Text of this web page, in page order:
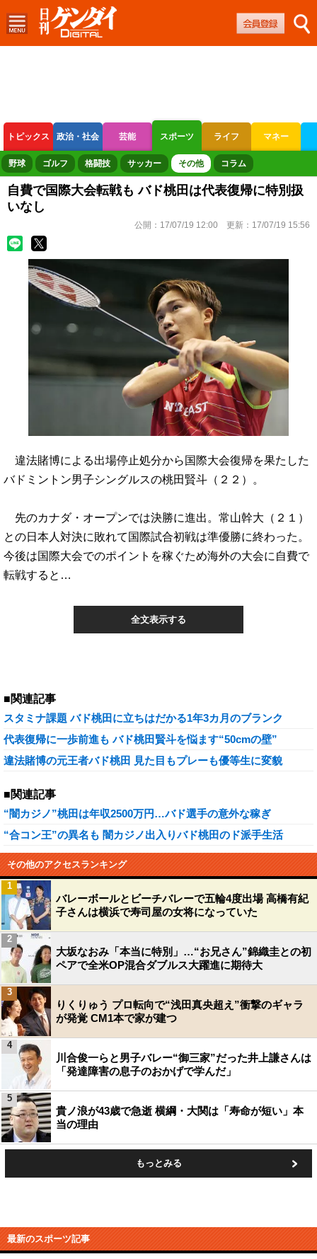
トピックス 政治・社会 芸能 スポーツ ライフ マネー
ボートレース 競輪 オートレース
野球 ゴルフ 格闘技 サッカー その他 コラム
自費で国際大会転戦も バド桃田は代表復帰に特別扱
いなし
公開： 17/07/19 12:00 更新： 17/07/19 15:56
違法賭博による出場停止処分から国際大会復帰を果たした
バドミントン男子シングルスの桃田賢斗（２２）。
先のカナダ・オープンでは決勝に進出。常山幹大（２１）
との日本人対決に敗れて国際試合初戦は準優勝に終わった。
今後は国際大会でのポイントを稼ぐため海外の大会に自費で
転戦すると…
全文表示する
■関連記事
スタミナ課題 バド桃田に立ちはだかる1年3カ月のブランク
代表復帰に一歩前進も バド桃田賢斗を悩ます“50cmの壁”
違法賭博の元王者バド桃田 見た目もプレーも優等生に変貌
■関連記事
“闇カジノ”桃田は年収2500万円…バド選手の意外な稼ぎ
“合コン王”の異名も 闇カジノ出入りバド桃田のド派手生活
その他のアクセスランキング
バレーボールとビーチバレーで五輪4度出場 高橋有紀
子さんは横浜で寿司屋の女将になっていた
1
大坂なおみ「本当に特別」…“お兄さん”錦織圭との初
ペアで全米OP混合ダブルス大躍進に期待大
2
りくりゅう プロ転向で“浅田真央超え”衝撃のギャラ
が発覚 CM1本で家が建つ
3
川合俊一らと男子バレー“御三家”だった井上謙さんは
「発達障害の息子のおかげで学んだ」
4
貴ノ浪が43歳で急逝 横綱・大関は「寿命が短い」本
当の理由
5
もっとみる
最新のスポーツ記事